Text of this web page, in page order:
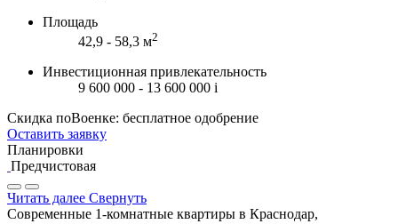
Площадь
42,9 - 58,3 м2
Инвестиционная привлекательность
9 600 000 - 13 600 000 i
Скидка поВоенке: бесплатное одобрение
Оставить заявку
Планировки
Предчистовая
Читать далее Свернуть
Современные 1-комнатные квартиры в Краснодар,